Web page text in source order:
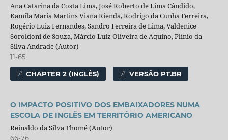
Ana Catarina da Costa Lima, José Roberto de Lima Cândido,
Kamila Maria Martins Viana Rienda, Rodrigo da Cunha Ferreira,
Rogério Luiz Fernandes, Sandro Ferreira de Lima, Valdenice
Soroldoni de Souza, Márcio Luiz Oliveira de Aquino, Plínio da
Silva Andrade (Autor)
11-65
CHAPTER 2 (INGLÊS) VERSÃO PT.BR
O IMPACTO POSITIVO DOS EMBAIXADORES NUMA
ESCOLA DE INGLÊS EM TERRITÓRIO AMERICANO
Reinaldo da Silva Thomé (Autor)
66-76